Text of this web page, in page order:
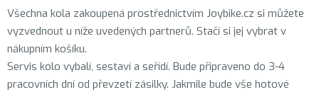
Rámy Qayron
Doplňky a oblečení Qayron
Kontakt Servisní a výdejní místa
Magazín JOY.BIKE
Všechna kola zakoupená prostřednictvím Joybike.cz si můžete
vyzvednout u níže uvedených partnerů. Stačí si jej vybrat v
nákupním košíku.
Servis kolo vybalí, sestaví a seřídí. Bude připraveno do 3-4
pracovních dní od převzetí zásilky. Jakmile bude vše hotové